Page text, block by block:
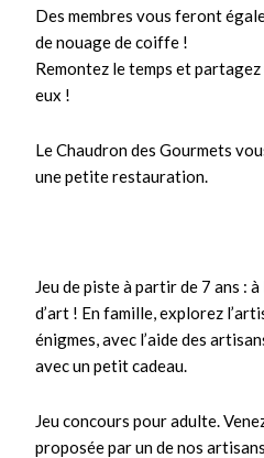
Des membres vous feront
de nouage de coiffe !
Remontez le temps et
eux !
Le Chaudron des Gourmets
une petite restauration.
Jeu de piste à partir de 7 ans :
d’art ! En famille, explorez
énigmes, avec l’aide des
avec un petit cadeau.
Jeu concours pour adulte.
proposée par un de nos